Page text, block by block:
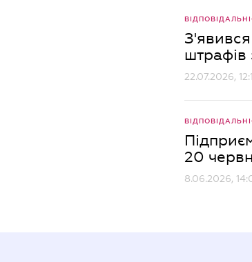
22.07.2026,
20
8.06.2026,